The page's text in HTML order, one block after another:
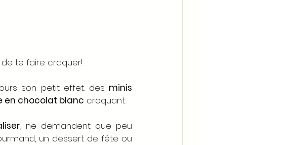
te faire craquer!
son petit effet: des minis
en chocolat blanc croquant.
, ne demandent que peu
un dessert de fête ou